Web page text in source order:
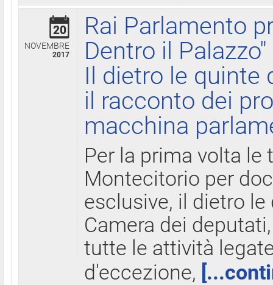
20
NOVEMBRE
2017
Rai Parlamento
Dentro il Palazzo"
Il dietro le quinte
il racconto dei
macchina
Per la prima volta le
Montecitorio per
esclusive, il dietro
Camera dei
tutte le attività
d'eccezione,